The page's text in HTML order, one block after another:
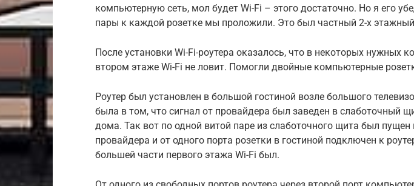
компьютерную сеть, мол будет Wi-Fi – этого достаточно. Но я его
пары к каждой розетке мы проложили. Это был частный 2-х
После установки Wi-Fi-роутера оказалось, что в некоторых нужных
втором этаже Wi-Fi не ловит. Помогли двойные компьютерные
Роутер был установлен в большой гостиной возле большого
была в том, что сигнал от провайдера был заведен в слаботочный
дома. Так вот по одной витой паре из слаботочного щита был пущен
провайдера и от одного порта розетки в гостиной подключен к
большей части первого этажа Wi-Fi был.